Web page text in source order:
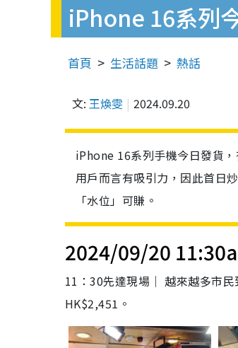
iPhone 16系列
首頁 生活話題 熱話
文: 王煥雯 2024.09.20
iPhone 16系列手機今日發貨
用戶而言有吸引力，因此首日
「水位」可賺。
2024/09/20
11：30先達現場｜ 越來越多市
HK$2,451。